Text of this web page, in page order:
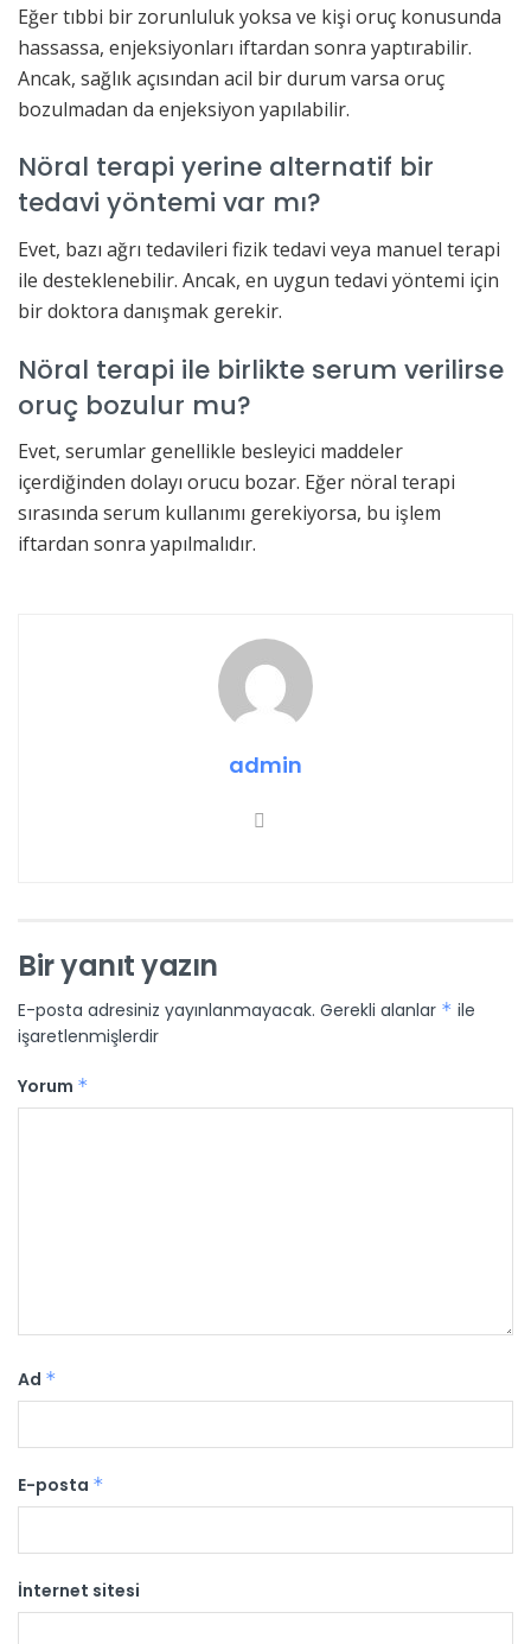
Eğer tıbbi bir zorunluluk yoksa ve kişi oruç konusunda
hassassa, enjeksiyonları iftardan sonra yaptırabilir.
Ancak, sağlık açısından acil bir durum varsa oruç
bozulmadan da enjeksiyon yapılabilir.
Nöral terapi yerine alternatif bir
tedavi yöntemi var mı?
Evet, bazı ağrı tedavileri fizik tedavi veya manuel terapi
ile desteklenebilir. Ancak, en uygun tedavi yöntemi için
bir doktora danışmak gerekir.
Nöral terapi ile birlikte serum verilirse
oruç bozulur mu?
Evet, serumlar genellikle besleyici maddeler
içerdiğinden dolayı orucu bozar. Eğer nöral terapi
sırasında serum kullanımı gerekiyorsa, bu işlem
iftardan sonra yapılmalıdır.
admin
Bir yanıt yazın
E-posta adresiniz yayınlanmayacak. Gerekli alanlar * ile
işaretlenmişlerdir
Yorum *
Ad *
E-posta *
İnternet sitesi